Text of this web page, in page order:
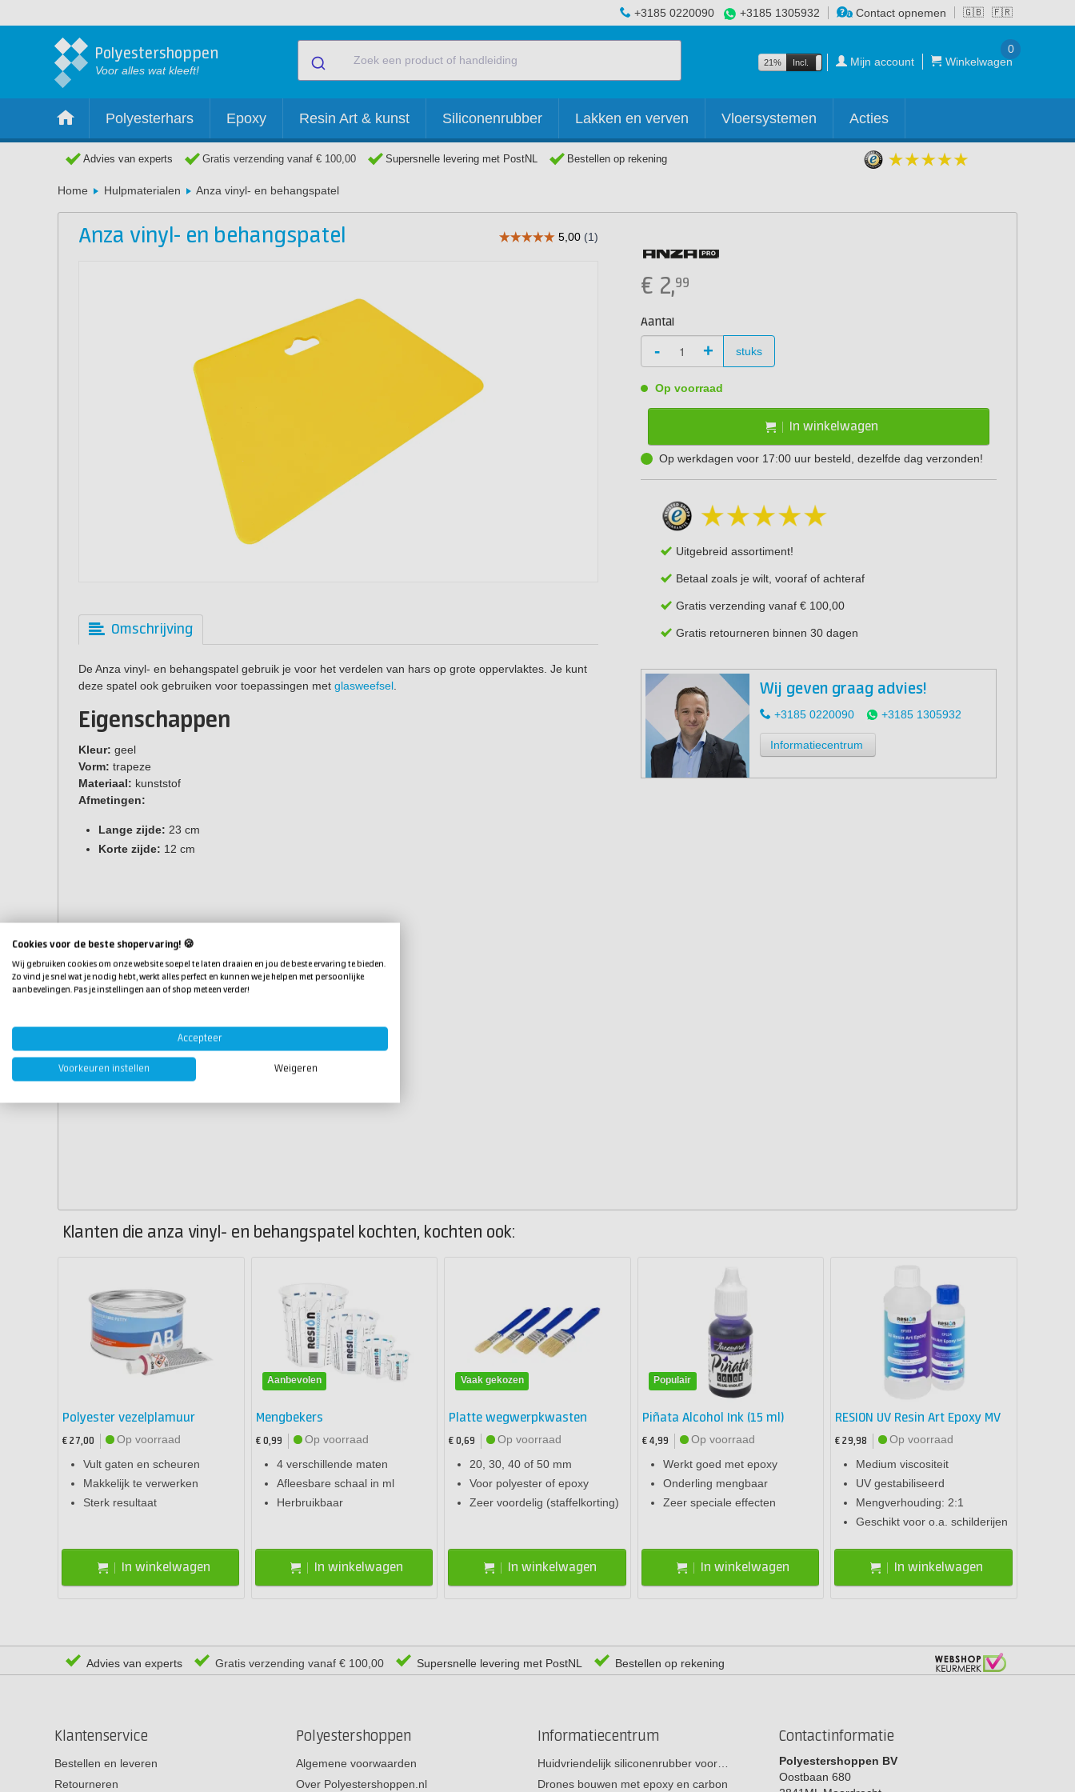
🇬🇧 🇫🇷
+3185 0220090 +3185 1305932 Contact opnemen
Polyestershoppen
Voor alles wat kleeft!
21% Incl. Excl. Mijn account Winkelwagen
0
Polyesterhars Epoxy Resin Art & kunst Siliconenrubber Lakken en verven Vloersystemen Acties
Advies van experts Gratis verzending vanaf € 100,00 Supersnelle levering met PostNL Bestellen op rekening
Home Hulpmaterialen Anza vinyl- en behangspatel
Anza vinyl- en behangspatel
Omschrijving
De Anza vinyl- en behangspatel gebruik je voor het verdelen van hars op grote oppervlaktes. Je kunt
deze spatel ook gebruiken voor toepassingen met glasweefsel
Eigenschappen
Kleur: geel
Vorm: trapeze
Materiaal: kunststof
Afmetingen:
Lange zijde: 23 cm
Korte zijde: 12 cm
€ 2,99
Aantal
- + stuks
Op voorraad
In winkelwagen
Op werkdagen voor 17:00 uur besteld, dezelfde dag verzonden!
Uitgebreid assortiment!
Betaal zoals je wilt, vooraf of achteraf
Gratis verzending vanaf € 100,00
Gratis retourneren binnen 30 dagen
Wij geven graag advies!
+3185 0220090 +3185 1305932
Informatiecentrum
Klanten die anza vinyl- en behangspatel kochten, kochten ook:
Polyester vezelplamuur
€ 27,00
Op voorraad
Vult gaten en scheuren
Makkelijk te verwerken
Sterk resultaat
In winkelwagen
Aanbevolen
Mengbekers
€ 0,99
Op voorraad
4 verschillende maten
Afleesbare schaal in ml
Herbruikbaar
In winkelwagen
Vaak gekozen
Platte wegwerpkwasten
€ 0,69
Op voorraad
20, 30, 40 of 50 mm
Voor polyester of epoxy
Zeer voordelig (staffelkorting)
In winkelwagen
Populair
Piñata Alcohol Ink (15 ml)
€ 4,99
Op voorraad
Werkt goed met epoxy
Onderling mengbaar
Zeer speciale effecten
In winkelwagen
RESION UV Resin Art Epoxy MV
€ 29,98
Op voorraad
Medium viscositeit
UV gestabiliseerd
Mengverhouding: 2:1
Geschikt voor o.a. schilderijen
In winkelwagen
Advies van experts Gratis verzending vanaf € 100,00 Supersnelle levering met PostNL Bestellen op rekening
Klantenservice
Bestellen en leveren
Retourneren
Polyestershoppen
Algemene voorwaarden
Over Polyestershoppen.nl
Informatiecentrum
Huidvriendelijk siliconenrubber voor…
Drones bouwen met epoxy en carbon
Contactinformatie
Polyestershoppen BV
Oostbaan 680
Cookies voor de beste shopervaring! 🍪
Wij gebruiken cookies om onze website soepel te laten draaien en jou de beste ervaring te bieden.
Zo vind je snel wat je nodig hebt, werkt alles perfect en kunnen we je helpen met persoonlijke
aanbevelingen. Pas je instellingen aan of shop meteen verder!
Accepteer
Voorkeuren instellen Weigeren